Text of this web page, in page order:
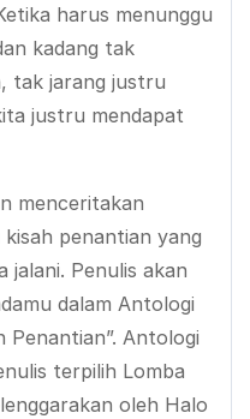
harus menunggu
kadang tak
tak jarang justru
justru mendapat
menceritakan
penantian yang
jalani. Penulis akan
dalam Antologi
Penantian”. Antologi
terpilih Lomba
oleh Halo